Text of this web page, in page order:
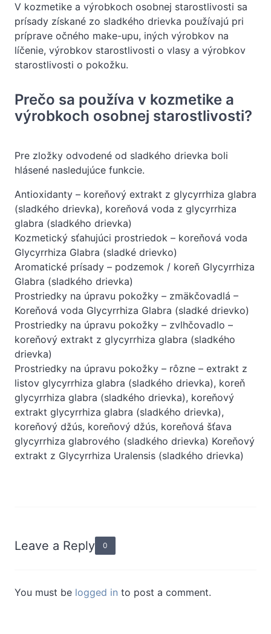
V kozmetike a výrobkoch osobnej starostlivosti sa
prísady získané zo sladkého drievka používajú pri
príprave očného make-upu, iných výrobkov na
líčenie, výrobkov starostlivosti o vlasy a výrobkov
starostlivosti o pokožku.
Prečo sa používa v kozmetike a
výrobkoch osobnej starostlivosti?
Pre zložky odvodené od sladkého drievka boli
hlásené nasledujúce funkcie.
Antioxidanty – koreňový extrakt z glycyrrhiza glabra
(sladkého drievka), koreňová voda z glycyrrhiza
glabra (sladkého drievka)
Kozmetický sťahujúci prostriedok – koreňová voda
Glycyrrhiza Glabra (sladké drievko)
Aromatické prísady – podzemok / koreň Glycyrrhiza
Glabra (sladkého drievka)
Prostriedky na úpravu pokožky – zmäkčovadlá –
Koreňová voda Glycyrrhiza Glabra (sladké drievko)
Prostriedky na úpravu pokožky – zvlhčovadlo –
koreňový extrakt z glycyrrhiza glabra (sladkého
drievka)
Prostriedky na úpravu pokožky – rôzne – extrakt z
listov glycyrrhiza glabra (sladkého drievka), koreň
glycyrrhiza glabra (sladkého drievka), koreňový
extrakt glycyrrhiza glabra (sladkého drievka),
koreňový džús, koreňový džús, koreňová šťava
glycyrrhiza glabrového (sladkého drievka) Koreňový
extrakt z Glycyrrhiza Uralensis (sladkého drievka)
Leave a Reply 0
You must be logged in to post a comment.